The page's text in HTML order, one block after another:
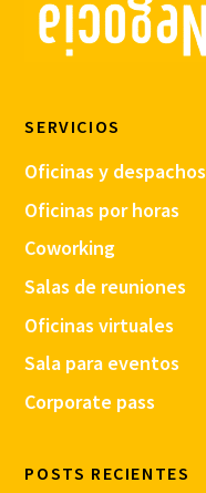
SERVICIOS
Oficinas y despachos
Oficinas por horas
Coworking
Salas de reuniones
Oficinas virtuales
Sala para eventos
Corporate pass
POSTS RECIENTES